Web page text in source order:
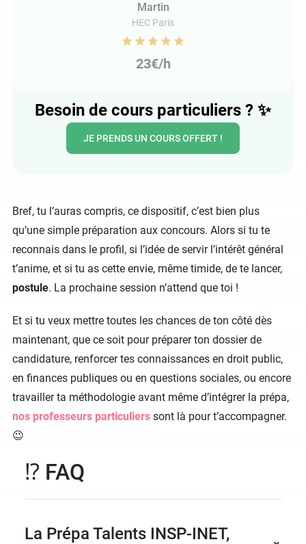
Martin
HEC Paris
23€/h
Besoin de cours particuliers ? ✨
JE PRENDS UN COURS OFFERT !
Bref, tu l’auras compris, ce dispositif, c’est bien plus
qu’une simple préparation aux concours. Alors si tu te
reconnais dans le profil, si l’idée de servir l’intérêt général
t’anime, et si tu as cette envie, même timide, de te lancer,
postule. La prochaine session n’attend que toi !
Et si tu veux mettre toutes les chances de ton côté dès
maintenant, que ce soit pour préparer ton dossier de
candidature, renforcer tes connaissances en droit public,
en finances publiques ou en questions sociales, ou encore
travailler ta méthodologie avant même d’intégrer la prépa,
nos professeurs particuliers sont là pour t’accompagner.
😉
⁉️ FAQ
La Prépa Talents INSP-INET,